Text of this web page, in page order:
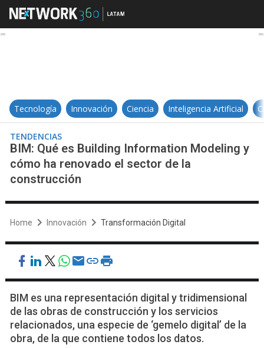
BIM: Qué es Building
Tecnología Innovación Ciencia Inteligencia Artificial
TENDENCIAS
BIM: Qué es Building Information Modeling y
cómo ha renovado el sector de la
construcción
Home Innovación Transformación Digital
BIM es una representación digital y tridimensional
de las obras de construcción y los servicios
relacionados, una especie de ‘gemelo digital’ de la
obra, de la que contiene todos los datos.